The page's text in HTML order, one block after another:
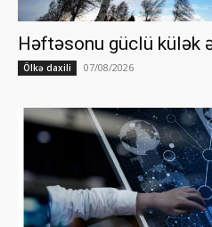
Həftəsonu güclü külək
Ölkə daxili 07/08/2026